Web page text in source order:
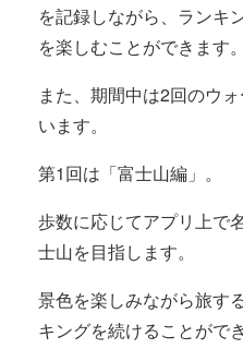
を記録しながら、ランキ
を楽しむことができます。
また、期間中は2回のウ
います。
第1回は「富士山編」。
歩数に応じてアプリ上で
士山を目指します。
景色を楽しみながら旅す
キングを続けることがで